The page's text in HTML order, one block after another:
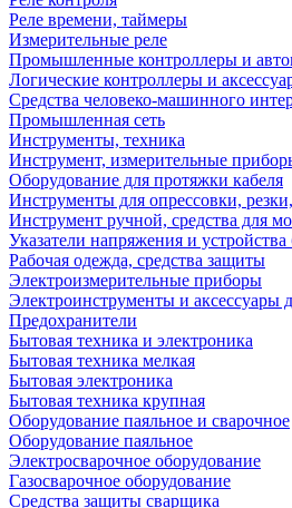
Реле времени, таймеры
Измерительные реле
Промышленные контроллеры и
Логические контроллеры и
Средства человеко-машинного
Промышленная сеть
Инструменты, техника
Инструмент, измерительные
Оборудование для протяжки кабеля
Инструменты для опрессовки,
Инструмент ручной, средства для
Указатели напряжения и устройства
Рабочая одежда, средства защиты
Электроизмерительные приборы
Электроинструменты и аксессуары
Предохранители
Бытовая техника и электроника
Бытовая техника мелкая
Бытовая электроника
Бытовая техника крупная
Оборудование паяльное и сварочное
Оборудование паяльное
Электросварочное оборудование
Газосварочное оборудование
Средства защиты сварщика